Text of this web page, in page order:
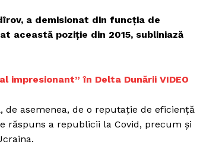
a demisionat din funcția de
această poziție din 2015, subliniază
impresionant” în Delta Dunării VIDEO
asemenea, de o reputație de eficiență
răspuns a republicii la Covid, precum și